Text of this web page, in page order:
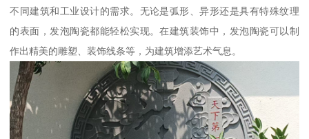
不同建筑和工业设计的需求。无论是弧形、异形还是具有特殊纹理
的表面，发泡陶瓷都能轻松实现。在建筑装饰中，发泡陶瓷可以制
作出精美的雕塑、装饰线条等，为建筑增添艺术气息。